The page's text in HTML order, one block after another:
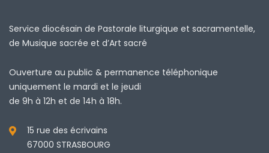
Service diocésain de Pastorale liturgique et sacramentelle,
de Musique sacrée et d’Art sacré
Ouverture au public & permanence téléphonique
uniquement le mardi et le jeudi
de 9h à 12h et de 14h à 18h.
15 rue des écrivains
67000 STRASBOURG